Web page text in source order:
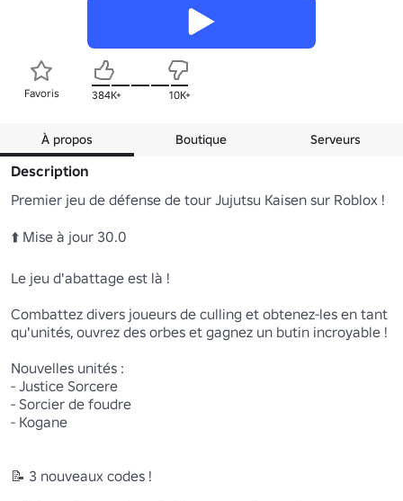
Favoris 384K+ 10K+
À propos Boutique Serveurs
Description
Premier jeu de défense de tour Jujutsu Kaisen sur Roblox !
⬆️ Mise à jour 30.0
Le jeu d'abattage est là !
Combattez divers joueurs de culling et obtenez-les en tant
qu'unités, ouvrez des orbes et gagnez un butin incroyable !
Nouvelles unités :
- Justice Sorcere
- Sorcier de foudre
- Kogane
📝 3 nouveaux codes !